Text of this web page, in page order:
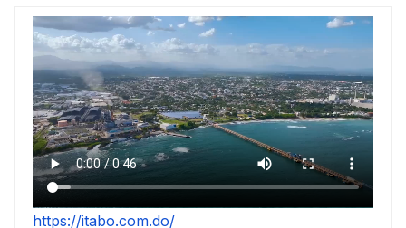
https://itabo.com.do/